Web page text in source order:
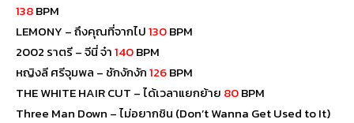
138BPM
LEMONY – ถึงคุณที่จากไป130BPM
2002 ราตรี – จีนี่ จ๋า140BPM
หญิงลี ศรีจุมพล – ชักงักงัก126BPM
THE WHITE HAIR CUT – ได้เวลาแยกย้าย 80BPM
Three Man Down – ไม่อยากชิน (Don’t Wanna Get Used to It)